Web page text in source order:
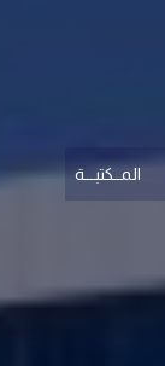
المــكتبـــة